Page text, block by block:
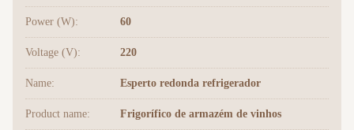
Power (W): 60
Voltage (V): 220
Name: Esperto redonda refrigerador
Product name: Frigorífico de armazém de vinhos